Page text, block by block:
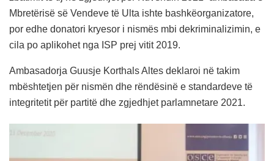
Mbretërisë së Vendeve të Ulta ishte bashkëorganizatore,
por edhe donatori kryesor i nismës mbi dekriminalizimin, e
cila po aplikohet nga ISP prej vitit 2019.
Ambasadorja Guusje Korthals Altes deklaroi në takim
mbështetjen për nismën dhe rëndësinë e standardeve të
integritetit për partitë dhe zgjedhjet parlamnetare 2021.